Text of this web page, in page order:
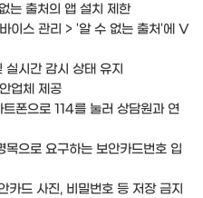
는 출처의 앱 설치 제한
이스 관리 > '알 수 없는 출처'에 V
시간 감시 상태 유지
업체 제공
폰으로 114를 눌러 상담원과 연
으로 요구하는 보안카드번호 입
드 사진, 비밀번호 등 저장 금지